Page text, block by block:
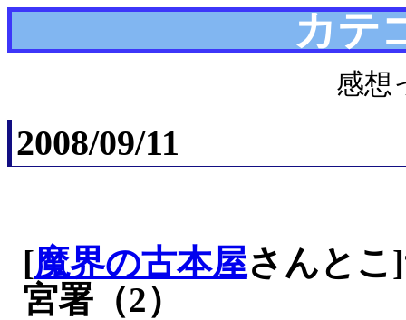
カテ
感想
2008/09/11
[魔界の古本屋さんと
宮署（2）